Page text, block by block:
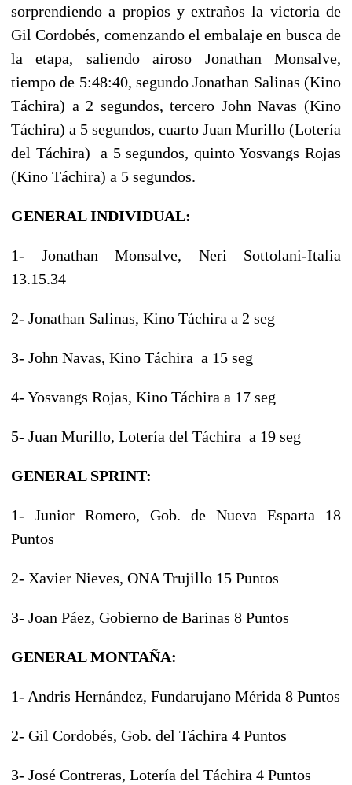
sorprendiendo a propios y extraños la victoria de
Gil Cordobés, comenzando el embalaje en busca de
la etapa, saliendo airoso Jonathan Monsalve,
tiempo de 5:48:40, segundo Jonathan Salinas (Kino
Táchira) a 2 segundos, tercero John Navas (Kino
Táchira) a 5 segundos, cuarto Juan Murillo (Lotería
del Táchira) a 5 segundos, quinto Yosvangs Rojas
(Kino Táchira) a 5 segundos.
GENERAL INDIVIDUAL:
1- Jonathan Monsalve, Neri Sottolani-Italia
13.15.34
2- Jonathan Salinas, Kino Táchira a 2 seg
3- John Navas, Kino Táchira a 15 seg
4- Yosvangs Rojas, Kino Táchira a 17 seg
5- Juan Murillo, Lotería del Táchira a 19 seg
GENERAL SPRINT:
1- Junior Romero, Gob. de Nueva Esparta 18
Puntos
2- Xavier Nieves, ONA Trujillo 15 Puntos
3- Joan Páez, Gobierno de Barinas 8 Puntos
GENERAL MONTAÑA:
1- Andris Hernández, Fundarujano Mérida 8 Puntos
2- Gil Cordobés, Gob. del Táchira 4 Puntos
3- José Contreras, Lotería del Táchira 4 Puntos